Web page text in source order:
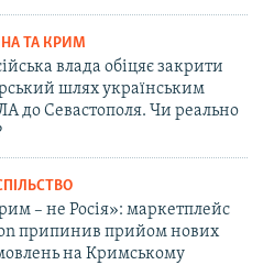
ТА КРИМ
влада обіцяє закрити
шлях українським
до Севастополя. Чи реально
– не Росія»: маркетплейс
припинив прийом нових
на Кримському